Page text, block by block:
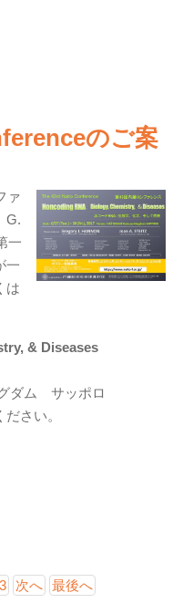
のご案
ァ
G.
一
一
は
& Diseases
ダム サッポロ
さい。
3 次へ
最後へ